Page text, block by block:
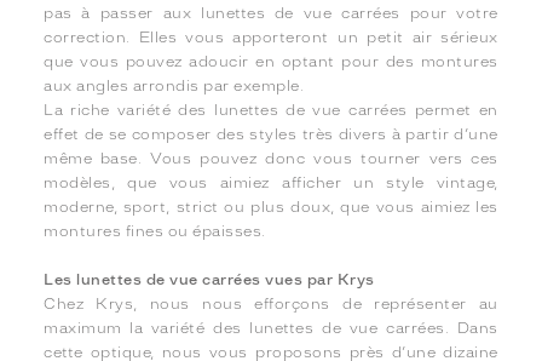
pas à passer aux lunettes de vue carrées pour votre
correction. Elles vous apporteront un petit air sérieux
que vous pouvez adoucir en optant pour des montures
aux angles arrondis par exemple.
La riche variété des lunettes de vue carrées permet en
effet de se composer des styles très divers à partir d’une
même base. Vous pouvez donc vous tourner vers ces
modèles, que vous aimiez afficher un style vintage,
moderne, sport, strict ou plus doux, que vous aimiez les
montures fines ou épaisses.
Les lunettes de vue carrées vues par Krys
Chez Krys, nous nous efforçons de représenter au
maximum la variété des lunettes de vue carrées. Dans
cette optique, nous vous proposons près d’une dizaine